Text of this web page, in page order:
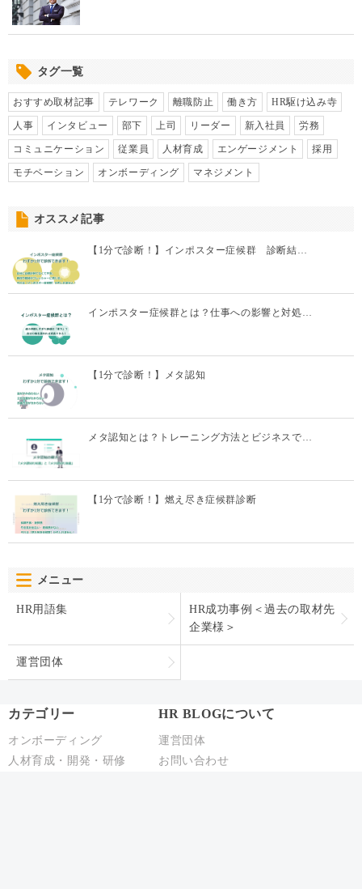
タグ一覧
おすすめ取材記事 テレワーク 離職防止 働き方 HR駆け込み寺
人事 インタビュー 部下 上司 リーダー 新入社員 労務
コミュニケーション 従業員 人材育成 エンゲージメント 採用
モチベーション オンボーディング マネジメント
オススメ記事
【1分で診断！】インポスター症候群 診断結…
インポスター症候群とは？仕事への影響と対処…
【1分で診断！】メタ認知
メタ認知とは？トレーニング方法とビジネスで…
【1分で診断！】燃え尽き症候群診断
メニュー
HR用語集
HR成功事例＜過去の取材先
企業様＞
運営団体
カテゴリー
オンボーディング
人材育成・開発・研修
HR BLOGについて
運営団体
お問い合わせ